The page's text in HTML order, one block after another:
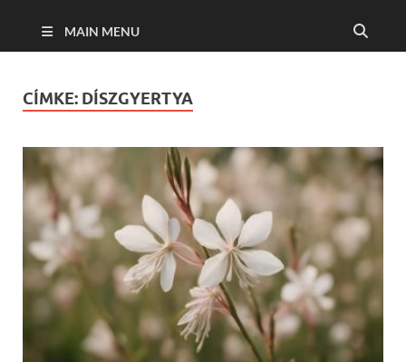
MAIN MENU
CÍMKE: DÍSZGYERTYA